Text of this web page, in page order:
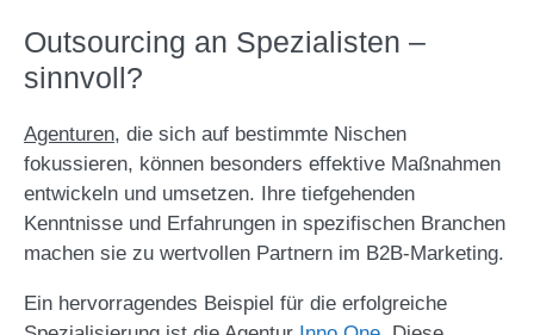
Outsourcing an Spezialisten –
sinnvoll?
Agenturen, die sich auf bestimmte Nischen
fokussieren, können besonders effektive Maßnahmen
entwickeln und umsetzen. Ihre tiefgehenden
Kenntnisse und Erfahrungen in spezifischen Branchen
machen sie zu wertvollen Partnern im B2B-Marketing.
Ein hervorragendes Beispiel für die erfolgreiche